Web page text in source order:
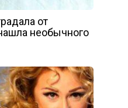
от
необычного